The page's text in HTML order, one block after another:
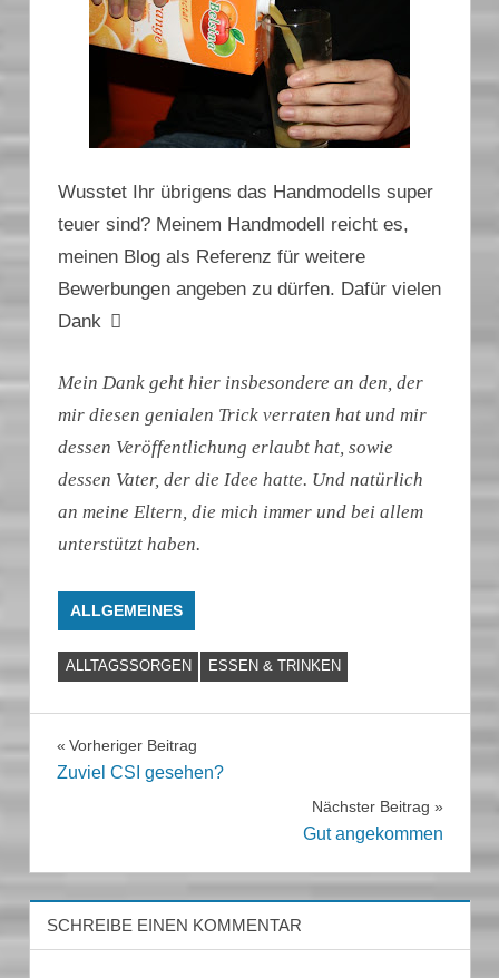
Wusstet Ihr übrigens das Handmodells super
teuer sind? Meinem Handmodell reicht es,
meinen Blog als Referenz für weitere
Bewerbungen angeben zu dürfen. Dafür vielen
Dank
Mein Dank geht hier insbesondere an den, der
mir diesen genialen Trick verraten hat und mir
dessen Veröffentlichung erlaubt hat, sowie
dessen Vater, der die Idee hatte. Und natürlich
an meine Eltern, die mich immer und bei allem
unterstützt haben.
ALLGEMEINES
ALLTAGSSORGEN ESSEN & TRINKEN
Beitragsnavigation
Vorheriger Beitrag
Zuviel CSI gesehen?
Nächster Beitrag
Gut angekommen
SCHREIBE EINEN KOMMENTAR